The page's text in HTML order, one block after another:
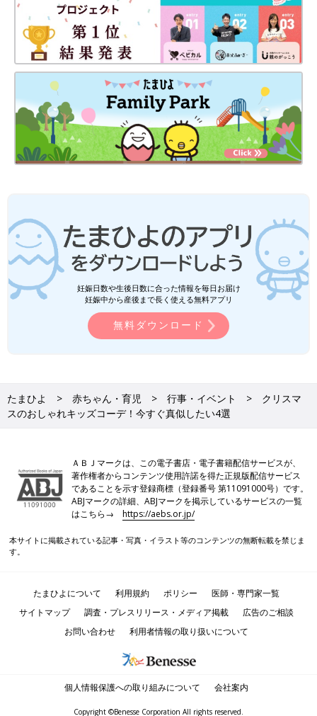
妊娠日数や生後日数に合った情報を毎日お届け
妊娠中から産後まで長く使える無料アプリ
無料ダウンロード
たまひよ 赤ちゃん・育児 行事・イベント
クリスマ
スのおしゃれキッズコーデ！今すぐ真似したい4選
ＡＢＪマークは、この電子書店・電子書籍配信サービスが、
著作権者からコンテンツ使用許諾を得た正規版配信サービス
であることを示す登録商標（登録番号 第11091000号）です。
ABJマークの詳細、ABJマークを掲示しているサービスの一覧
はこちら→https://aebs.or.jp/
本サイトに掲載されている記事・写真・イラスト等のコンテンツの無断転載を禁じま
す。
たまひよについて 利用規約 ポリシー
医師・専門家一覧
サイトマップ
調査・プレスリリース・メディア掲載
広告のご相談
お問い合わせ
利用者情報の取り扱いについて
個人情報保護への取り組みについて 会社案内
Copyright ©Benesse Corporation All rights reserved.